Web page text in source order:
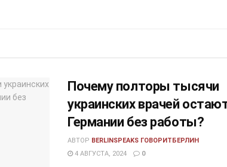
Почему полторы тысячи
украинских врачей
Германии без работы?
АВТОР BERLINSPEAKS ГОВОРИТБЕРЛИН
4 АВГУСТА, 2024
0